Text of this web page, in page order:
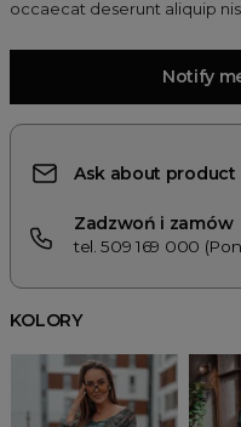
occaecat deserunt aliquip
Notify
Ask about product
Zadzwoń i zamów
tel. 509 169 000
KOLORY